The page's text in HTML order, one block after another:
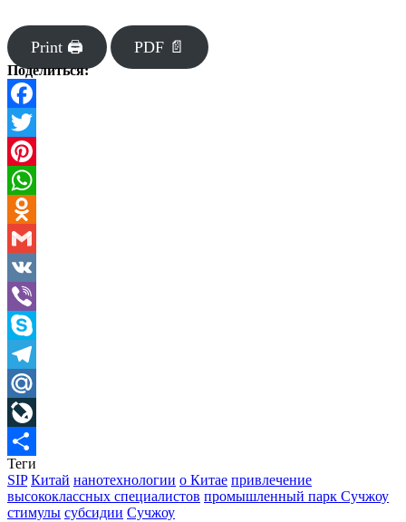
Print 🖨 PDF 📄
Поделиться:
Facebook
Twitter
Pinterest
WhatsApp
Odnoklassniki
Gmail
VK
Viber
Skype
Telegram
Mail.Ru
LiveJournal
Отправить
Теги
SIP Китай нанотехнологии о Китае привлечение
высококлассных специалистов промышленный парк Сучжоу
стимулы субсидии Сучжоу